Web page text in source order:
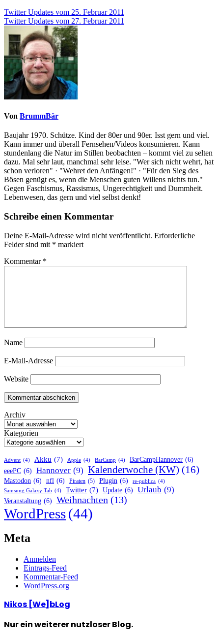
Beitragsnavigation
Twitter Updates vom 25. Februar 2011
Twitter Updates vom 27. Februar 2011
Von BrummBär
Baujahr 1970. Schütze. Kind der 80er und 90er. Isst gern und viel.
Kann immer und überall Fernsehen/Videos konsumieren. Kann
stundenlang die Natur im Stillen beobachten – kommt viel zu selten
dazu. Mal sehr laut, manchmal sehr leise. "Wer sich nicht wehrt, hat
schon verloren" · "Wehret den Anfängen!" · "Für den Sieg des
Bösen genügt es, wenn die Menschen guten Willens nichts tun."
Gegen Faschismus, Rassismus, Ungerechtigkeit und Dummheit.
Lebenwesen, das gern und viel selbst denkt!
Schreibe einen Kommentar
Deine E-Mail-Adresse wird nicht veröffentlicht. Erforderliche
Felder sind mit * markiert
Kommentar *
Name
E-Mail-Adresse
Website
Archiv
Kategorien
Advent (4) Akku (7) Apple (4) BarCamp (4) BarCampHannover (6)
eeePC (6) Hannover (9) Kalenderwoche (KW) (16)
Mastodon (6) nfl (6) Piraten (5) Plugin (6) re-publica (4)
Samsung Galaxy Tab (4) Twitter (7) Update (6) Urlaub (9)
Veranstaltung (6) Weihnachten (13)
WordPress(44)
Meta
Anmelden
Eintrags-Feed
Kommentar-Feed
WordPress.org
Nikos [We]bLog
Nur ein weiterer nutzloser Blog.